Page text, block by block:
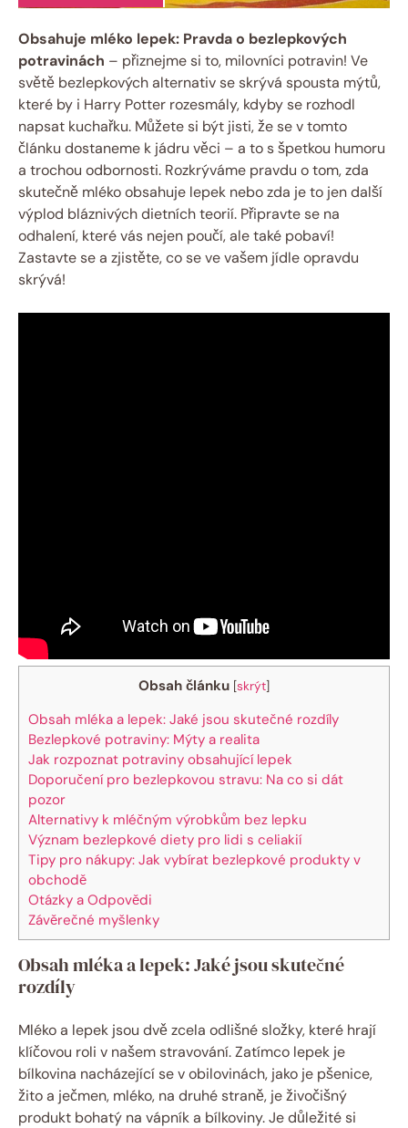
Obsahuje mléko lepek: Pravda o bezlepkových
potravinách – přiznejme si to, milovníci potravin! Ve
světě bezlepkových alternativ se skrývá spousta mýtů,
které by i Harry Potter rozesmály, kdyby se rozhodl
napsat kuchařku. Můžete si být jisti, že se v tomto
článku dostaneme k jádru věci – a to s špetkou humoru
a trochou odbornosti. Rozkrýváme pravdu o tom, zda
skutečně mléko obsahuje lepek nebo zda je to jen další
výplod bláznivých dietních teorií. Připravte se na
odhalení, které vás nejen poučí, ale také pobaví!
Zastavte se a zjistěte, co se ve vašem jídle opravdu
skrývá!
Obsah článku [skrýt]
Obsah mléka a lepek: Jaké jsou skutečné rozdíly
Bezlepkové potraviny: Mýty a realita
Jak rozpoznat potraviny obsahující lepek
Doporučení pro bezlepkovou stravu: Na co si dát
pozor
Alternativy k mléčným výrobkům bez lepku
Význam bezlepkové diety pro lidi s celiakií
Tipy pro nákupy: Jak vybírat bezlepkové produkty v
obchodě
Otázky a Odpovědi
Závěrečné myšlenky
Obsah mléka a lepek: Jaké jsou skutečné
rozdíly
Mléko a lepek jsou dvě zcela odlišné složky, které hrají
klíčovou roli v našem stravování. Zatímco lepek je
bílkovina nacházející se v obilovinách, jako je pšenice,
žito a ječmen, mléko, na druhé straně, je živočišný
produkt bohatý na vápník a bílkoviny. Je důležité si